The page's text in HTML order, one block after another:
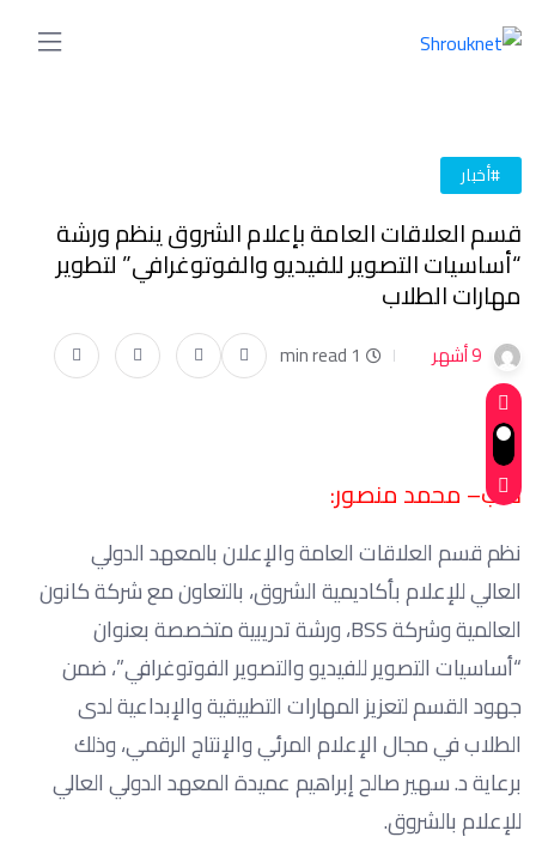
#أخبار
قسم العلاقات العامة بإعلام الشروق ينظم ورشة
“أساسيات التصوير للفيديو والفوتوغرافي” لتطوير
مهارات الطلاب
9 أشهر 1 min read
كتب– محمد منصور:
نظم قسم العلاقات العامة والإعلان بالمعهد الدولي
العالي للإعلام بأكاديمية الشروق، بالتعاون مع شركة كانون
العالمية وشركة BSS، ورشة تدريبية متخصصة بعنوان
“أساسيات التصوير للفيديو والتصوير الفوتوغرافي”، ضمن
جهود القسم لتعزيز المهارات التطبيقية والإبداعية لدى
الطلاب في مجال الإعلام المرئي والإنتاج الرقمي، وذلك
برعاية د. سهير صالح إبراهيم عميدة المعهد الدولي العالي
للإعلام بالشروق.